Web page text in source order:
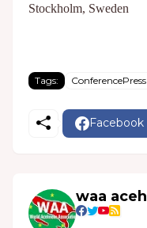
Stockholm, Sweden
Tags: ConferencePress
Facebook
waa aceh